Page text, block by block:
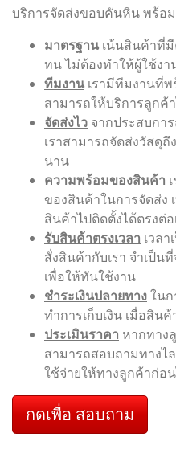
บริการจัดส่งขอบคันหิน พร้อม
มาตรฐาน เน้นสินค้าที่
ทน ไม่ต้องทำให้ผู้ใช้ง
ทีมงาน เรามีทีมงานที่
สามารถให้บริการลูกค้
จัดส่งไว จากประสบกา
เราสามารถจัดส่งวัสดุ
นาน
ความพร้อมของสินค้า
ของสินค้าในการจัดส่ง
สินค้าไปติดตั้งได้ตรงต่อ
รับสินค้าตรงเวลา เวล
สั่งสินค้ากับเรา จำเป็น
เพื่อให้ทันใช้งาน
ชำระเงินปลายทางในก
ทำการเก็บเงิน เมื่อสิน
ประเมินราคา หากทาง
สามารถสอบถามทาง
ใช้จ่ายให้ทางลูกค้าก่อ
กดเพื่อ สอบถาม